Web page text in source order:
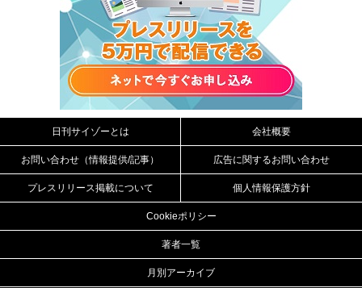
日刊サイゾーとは 会社概要
お問い合わせ（情報提供/記事） 広告に関するお問い合わせ
プレスリリース掲載について 個人情報保護方針
Cookieポリシー
著者一覧
月別アーカイブ